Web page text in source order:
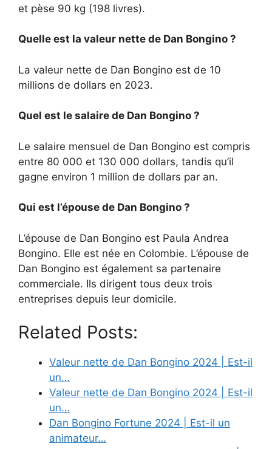
et pèse 90 kg (198 livres).
Quelle est la valeur nette de Dan Bongino ?
La valeur nette de Dan Bongino est de 10
millions de dollars en 2023.
Quel est le salaire de Dan Bongino ?
Le salaire mensuel de Dan Bongino est compris
entre 80 000 et 130 000 dollars, tandis qu’il
gagne environ 1 million de dollars par an.
Qui est l’épouse de Dan Bongino ?
L’épouse de Dan Bongino est Paula Andrea
Bongino. Elle est née en Colombie. L’épouse de
Dan Bongino est également sa partenaire
commerciale. Ils dirigent tous deux trois
entreprises depuis leur domicile.
Related Posts:
Valeur nette de Dan Bongino 2024 | Est-il
un…
Valeur nette de Dan Bongino 2024 | Est-il
un…
Dan Bongino Fortune 2024 | Est-il un
animateur…